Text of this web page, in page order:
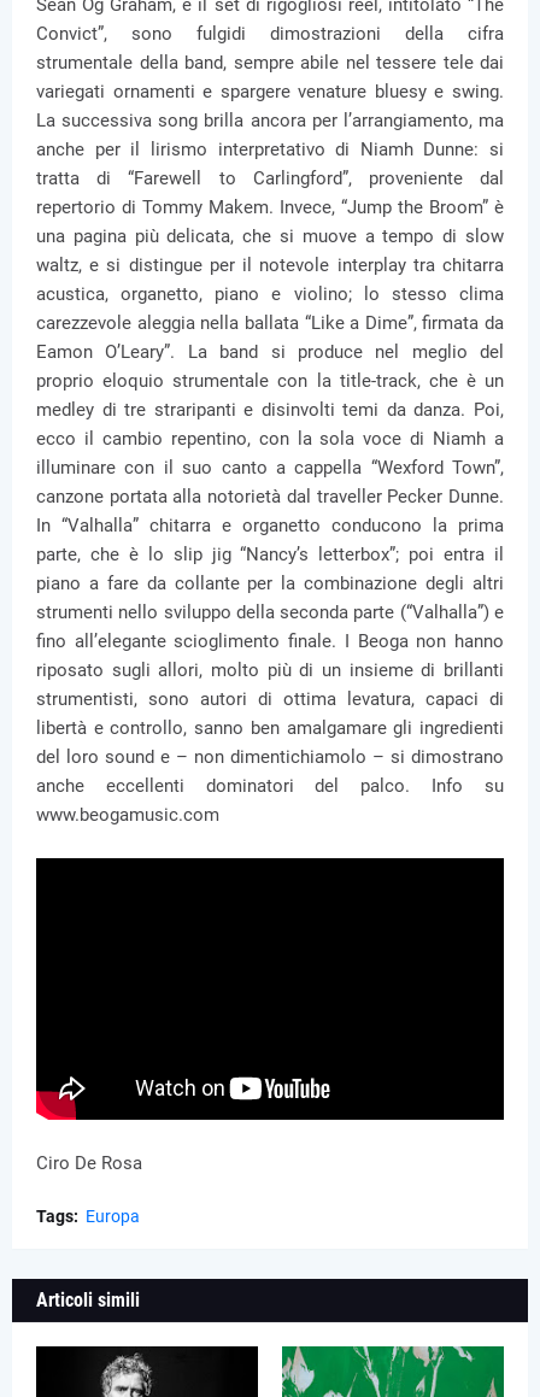
Seán Óg Graham, e il set di rigogliosi reel, intitolato “The
Convict”, sono fulgidi dimostrazioni della cifra
strumentale della band, sempre abile nel tessere tele dai
variegati ornamenti e spargere venature bluesy e swing.
La successiva song brilla ancora per l’arrangiamento, ma
anche per il lirismo interpretativo di Niamh Dunne: si
tratta di “Farewell to Carlingford”, proveniente dal
repertorio di Tommy Makem. Invece, “Jump the Broom” è
una pagina più delicata, che si muove a tempo di slow
waltz, e si distingue per il notevole interplay tra chitarra
acustica, organetto, piano e violino; lo stesso clima
carezzevole aleggia nella ballata “Like a Dime”, firmata da
Eamon O’Leary”. La band si produce nel meglio del
proprio eloquio strumentale con la title-track, che è un
medley di tre straripanti e disinvolti temi da danza. Poi,
ecco il cambio repentino, con la sola voce di Niamh a
illuminare con il suo canto a cappella “Wexford Town”,
canzone portata alla notorietà dal traveller Pecker Dunne.
In “Valhalla” chitarra e organetto conducono la prima
parte, che è lo slip jig “Nancy’s letterbox”; poi entra il
piano a fare da collante per la combinazione degli altri
strumenti nello sviluppo della seconda parte (“Valhalla”) e
fino all’elegante scioglimento finale. I Beoga non hanno
riposato sugli allori, molto più di un insieme di brillanti
strumentisti, sono autori di ottima levatura, capaci di
libertà e controllo, sanno ben amalgamare gli ingredienti
del loro sound e – non dimentichiamolo – si dimostrano
anche eccellenti dominatori del palco. Info su
www.beogamusic.com
Ciro De Rosa
Tags: Europa
Articoli simili